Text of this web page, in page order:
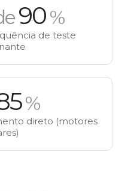
90%
de teste
%
direto (motores